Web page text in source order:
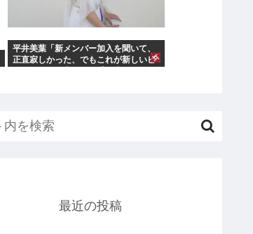
平井美葉「新メンバー加入を聞いて、
正直寂しかった、でもこれが新しいビ
最近の投稿